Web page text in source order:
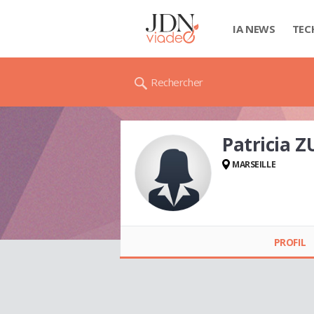
IA NEWS
Rechercher
Patricia
MARSEILLE
PROFIL